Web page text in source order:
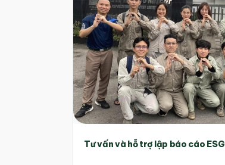
Tư vấn và hỗ trợ lập báo cáo ESG